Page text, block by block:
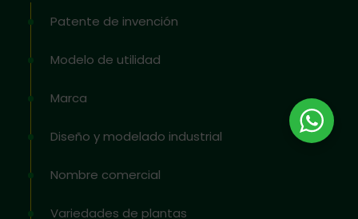
Patente de invención
Modelo de utilidad
Marca
Diseño y modelado industrial
Nombre comercial
Variedades de plantas